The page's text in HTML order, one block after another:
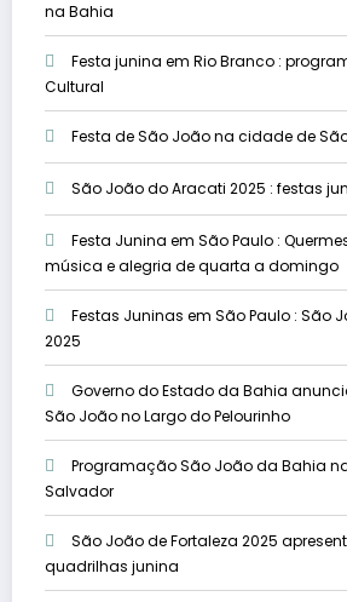
na Bahia
Festa junina em Rio Branco :
Cultural
Festa de São João na cidade de
São João do Aracati 2025 : festas
Festa Junina em São Paulo :
música e alegria de quarta a domingo
Festas Juninas em São Paulo : São
2025
Governo do Estado da Bahia
São João no Largo do Pelourinho
Programação São João da Bahia
Salvador
São João de Fortaleza 2025
quadrilhas junina